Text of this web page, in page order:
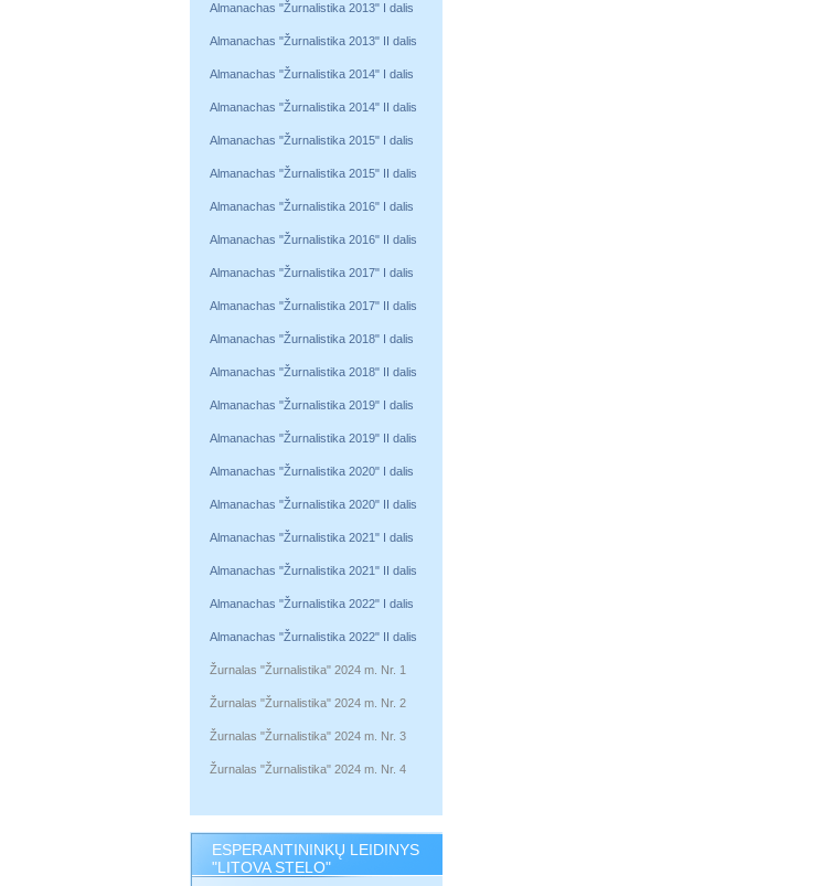
Almanachas "Žurnalistika 2013" I dalis
Almanachas "Žurnalistika 2013" II dalis
Almanachas "Žurnalistika 2014" I dalis
Almanachas "Žurnalistika 2014" II dalis
Almanachas "Žurnalistika 2015" I dalis
Almanachas "Žurnalistika 2015" II dalis
Almanachas "Žurnalistika 2016" I dalis
Almanachas "Žurnalistika 2016" II dalis
Almanachas "Žurnalistika 2017" I dalis
Almanachas "Žurnalistika 2017" II dalis
Almanachas "Žurnalistika 2018" I dalis
Almanachas "Žurnalistika 2018" II dalis
Almanachas "Žurnalistika 2019" I dalis
Almanachas "Žurnalistika 2019" II dalis
Almanachas "Žurnalistika 2020" I dalis
Almanachas "Žurnalistika 2020" II dalis
Almanachas "Žurnalistika 2021" I dalis
Almanachas "Žurnalistika 2021" II dalis
Almanachas "Žurnalistika 2022" I dalis
Almanachas "Žurnalistika 2022" II dalis
Žurnalas "Žurnalistika" 2024 m. Nr. 1
Žurnalas "Žurnalistika" 2024 m. Nr. 2
Žurnalas "Žurnalistika" 2024 m. Nr. 3
Žurnalas "Žurnalistika" 2024 m. Nr. 4
ESPERANTININKŲ LEIDINYS
"LITOVA STELO"